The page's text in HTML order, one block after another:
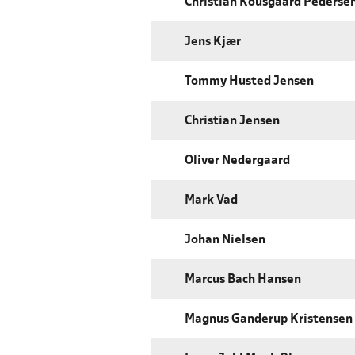
Christian Kousgaard
Jens Kjær
Tommy Husted Jensen
Christian Jensen
Oliver Nedergaard
Mark Vad
Johan Nielsen
Marcus Bach Hansen
Magnus Ganderup Kristensen